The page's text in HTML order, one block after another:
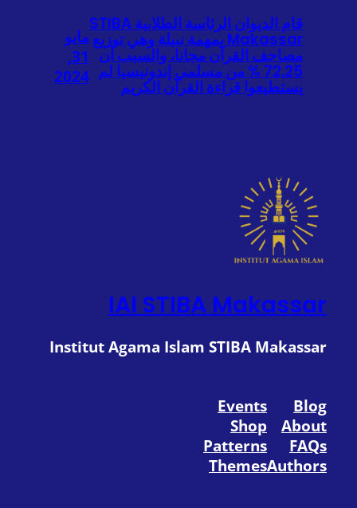
قام الديوان الرئاسة الطلابية STIBA
Makassar بمهمة نبيلة وهي توزيع
مصاحف القرآن مجانا، والسبب أن
72.25 % من مسلمي إندونيسيا لم
يستطيعوا قراءة القرآن الكريم
مايو
31,
2024
IAI STIBA Makassar
Institut Agama Islam STIBA Makassar
Blog
About
FAQs
Authors
Events
Shop
Patterns
Themes